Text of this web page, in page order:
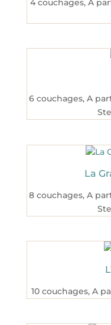
4 couchages, A
6 couchages, A
La
8 couchages, A
10 couchages, A